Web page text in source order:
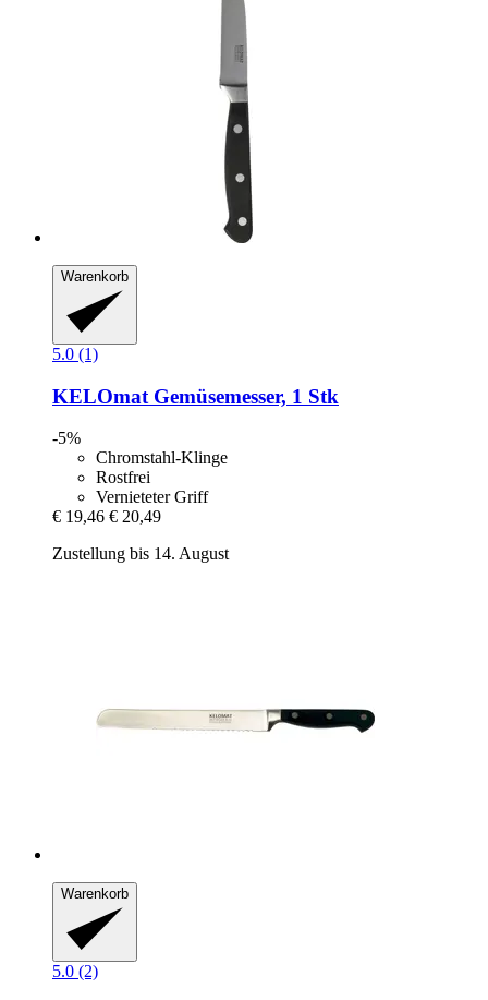
Warenkorb
5.0 (1)
KELOmat Gemüsemesser, 1 Stk
-5%
Chromstahl-Klinge
Rostfrei
Vernieteter Griff
€ 19,46 € 20,49
Zustellung bis 14. August
Warenkorb
5.0 (2)